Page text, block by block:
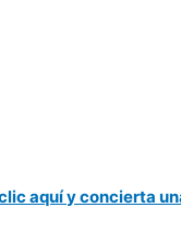
aquí y concierta